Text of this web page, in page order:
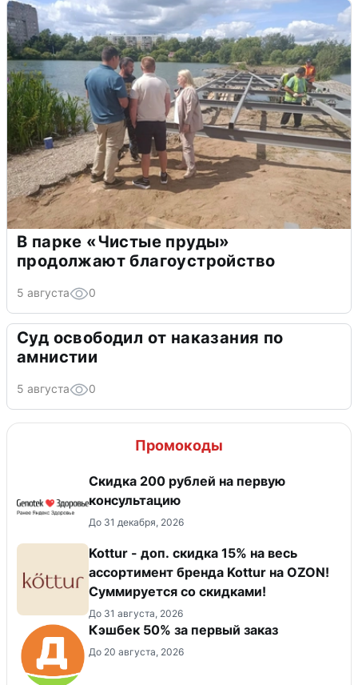
В парке «Чистые пруды»
продолжают благоустройство
5 августа 0
Суд освободил от наказания по
амнистии
5 августа 0
Промокоды
Скидка 200 рублей на первую
консультацию
До 31 декабря, 2026
Kottur - доп. скидка 15% на весь
ассортимент бренда Kottur на OZON!
Суммируется со скидками!
До 31 августа, 2026
Кэшбек 50% за первый заказ
До 20 августа, 2026